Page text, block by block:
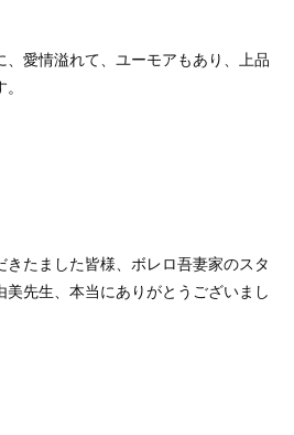
愛情溢れて、ユーモアもあり、上品
たました皆様、ボレロ吾妻家のスタ
美先生、本当にありがとうございまし